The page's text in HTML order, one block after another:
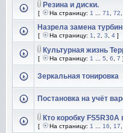
Резина и диски.
[ На страницу: 1 71 72
Назрела замена
[ На страницу: 1 2 3 4 ]
Культурная жизнь
[ На страницу: 1 5 6 7 ]
Зеркальная тонировка
Постановка на учёт
Кто коробку
[ На страницу: 1 16 17